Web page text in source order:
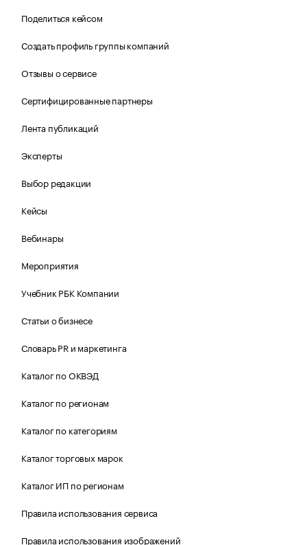
Поделиться кейсом
Создать профиль группы компаний
Отзывы о сервисе
Сертифицированные партнеры
Лента публикаций
Эксперты
Выбор редакции
Кейсы
Вебинары
Мероприятия
Учебник РБК Компании
Статьи о бизнесе
Словарь PR и маркетинга
Каталог по ОКВЭД
Каталог по регионам
Каталог по категориям
Каталог торговых марок
Каталог ИП по регионам
Правила использования сервиса
Правила использования изображений